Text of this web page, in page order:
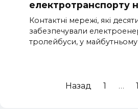
електротранспорту
Контактні мережі, які
забезпечували
тролейбуси, у майбутньому
Назад 1 …